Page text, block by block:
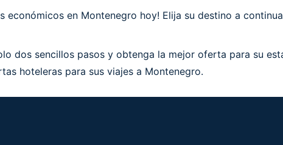
económicos en Montenegro hoy! Elija su destino a
dos sencillos pasos y obtenga la mejor oferta para su
hoteleras para sus viajes a Montenegro.